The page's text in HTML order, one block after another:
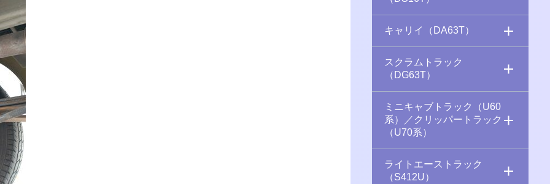
キャリイ（DA63T）
スクラムトラック
（DG63T）
ミニキャブトラック（U60
系）／クリッパートラック
（U70系）
ライトエーストラック
（S412U）